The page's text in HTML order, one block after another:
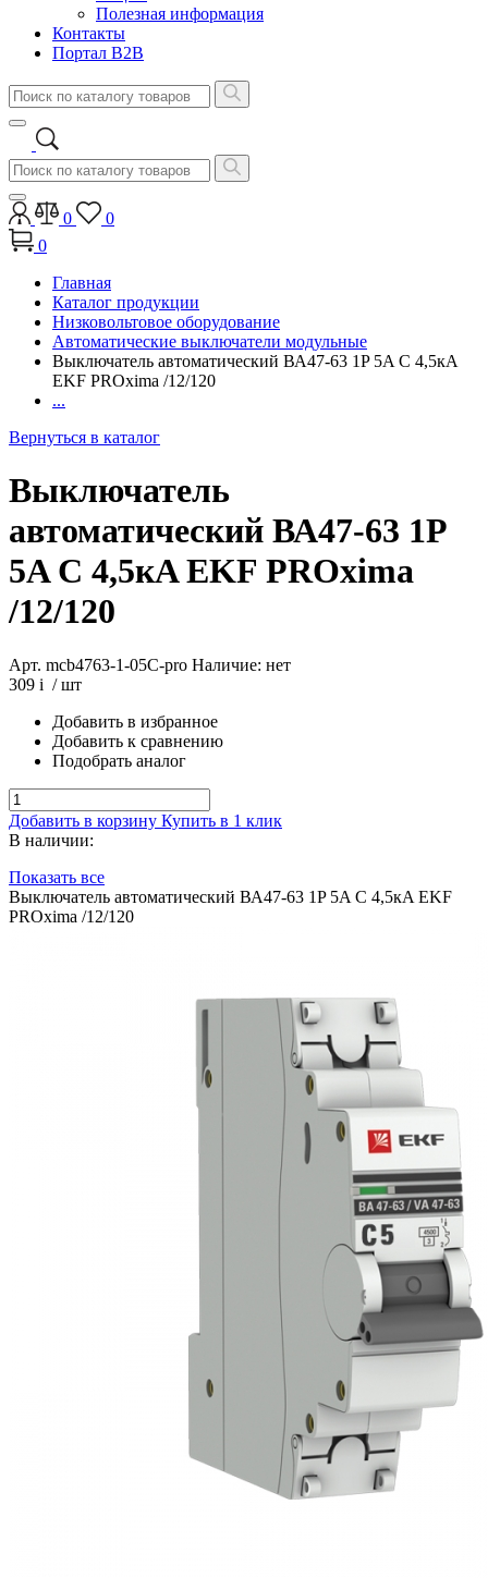
Полезная информация
Контакты
Портал B2B
0
0
0
Главная
Каталог продукции
Низковольтовое оборудование
Автоматические выключатели модульные
Выключатель автоматический ВА47-63 1P 5A C 4,5кA
EKF PROxima /12/120
...
Вернуться в каталог
Выключатель
автоматический ВА47-63 1P
5A C 4,5кA EKF PROxima
/12/120
Арт. mcb4763-1-05C-pro Наличие: нет
309 i / шт
Добавить в избранное
Добавить к сравнению
Подобрать аналог
Добавить в корзину Купить в 1 клик
В наличии:
Показать все
Выключатель автоматический ВА47-63 1P 5A C 4,5кA EKF
PROxima /12/120